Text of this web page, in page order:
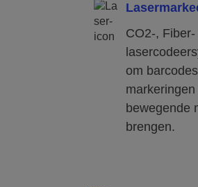
CO2-,
om
bewegende
brengen.